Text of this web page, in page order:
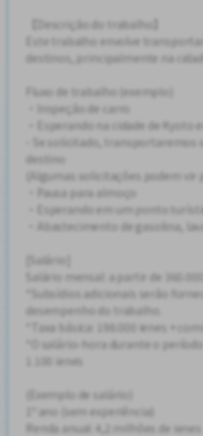
【Descrição do trabalho】
Este trabalho envolve
destinos, principalmente na
Fluxo de trabalho (exemplo)
・Inspeção de carro
・Esperando na cidade de Kyoto
- Se solicitado, transportaremos
destino
(Algumas solicitações podem vir
・Pausa para almoço
・Esperando em um ponto
・Abastecimento de gasolina,
[Salário]
Salário mensal: a partir de
*Subsídios adicionais serão
desempenho do trabalho.
*Taxa básica: 198.000 ienes +
*O salário-hora durante o
1.100 ienes
(Exemplo de salário)
1º ano (sem experiência)
Renda anual: 4,2 milhões de ienes